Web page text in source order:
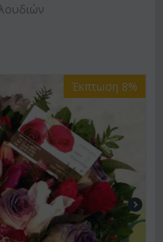
Έκπτωση 8%